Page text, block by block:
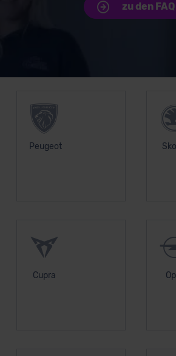
zu den FAQ
Peugeot
Cupra